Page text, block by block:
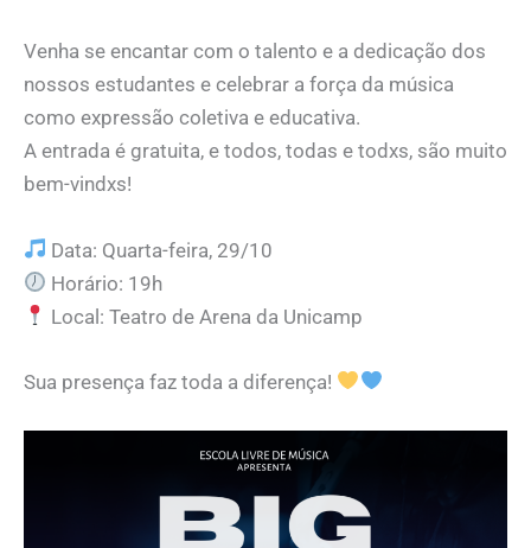
Venha se encantar com o talento e a dedicação dos
nossos estudantes e celebrar a força da música
como expressão coletiva e educativa.
A entrada é gratuita, e todos, todas e todxs, são muito
bem-vindxs!
Data: Quarta-feira, 29/10
Horário: 19h
Local: Teatro de Arena da Unicamp
Sua presença faz toda a diferença!